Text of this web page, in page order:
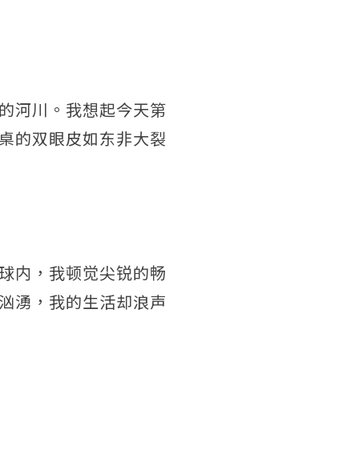
河川。我想起今天第
的双眼皮如东非大裂
内，我顿觉尖锐的畅
湧，我的生活却浪声